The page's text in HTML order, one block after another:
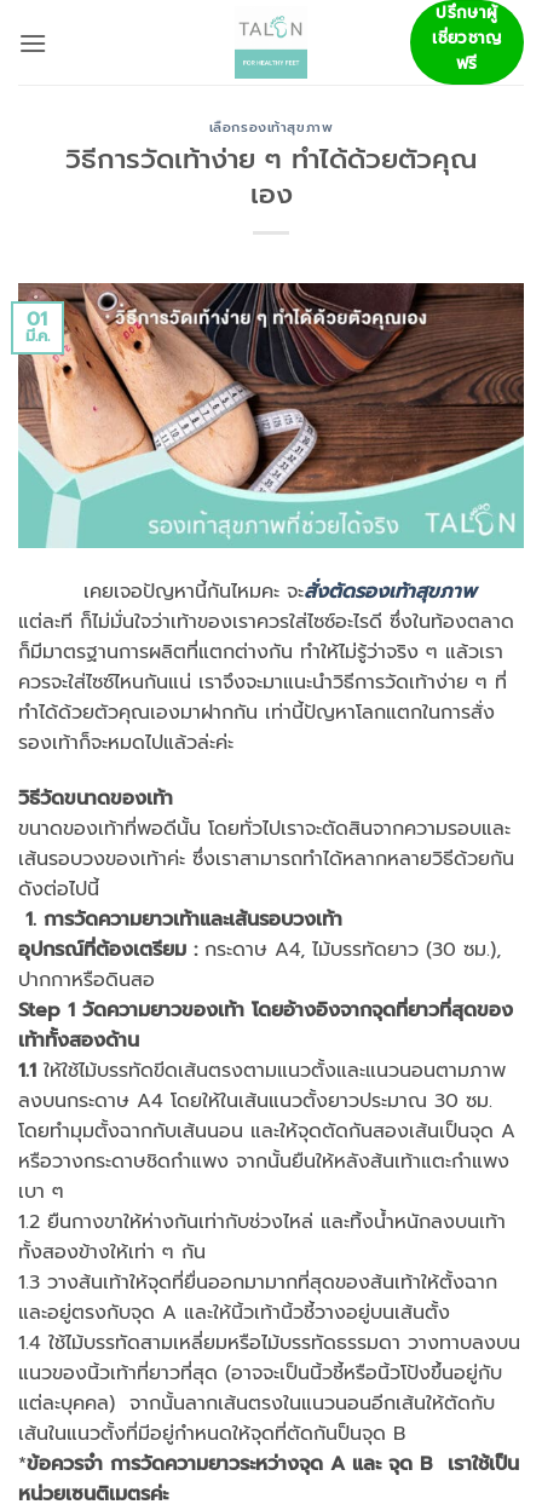
ปรึกษาผู้
เชี่ยวชาญ
ฟรี
เลือกรองเท้าสุขภาพ
วิธีการวัดเท้าง่าย ๆ ทำได้ด้วยตัวคุณ
เอง
01
มี.ค.
เคยเจอปัญหานี้กันไหมคะ จะสั่งตัดรองเท้าสุขภาพ
แต่ละที ก็ไม่มั่นใจว่าเท้าของเราควรใส่ไซซ์อะไรดี ซึ่งในท้องตลาด
ก็มีมาตรฐานการผลิตที่แตกต่างกัน ทำให้ไม่รู้ว่าจริง ๆ แล้วเรา
ควรจะใส่ไซซ์ไหนกันแน่ เราจึงจะมาแนะนำวิธีการวัดเท้าง่าย ๆ ที่
ทำได้ด้วยตัวคุณเองมาฝากกัน เท่านี้ปัญหาโลกแตกในการสั่ง
รองเท้าก็จะหมดไปแล้วล่ะค่ะ
วิธีวัดขนาดของเท้า
ขนาดของเท้าที่พอดีนั้น โดยทั่วไปเราจะตัดสินจากความรอบและ
เส้นรอบวงของเท้าค่ะ ซึ่งเราสามารถทำได้หลากหลายวิธีด้วยกัน
ดังต่อไปนี้
1. การวัดความยาวเท้าและเส้นรอบวงเท้า
อุปกรณ์ที่ต้องเตรียม : กระดาษ A4, ไม้บรรทัดยาว (30 ซม.),
ปากกาหรือดินสอ
Step 1 วัดความยาวของเท้า โดยอ้างอิงจากจุดที่ยาวที่สุดของ
เท้าทั้งสองด้าน
1.1 ให้ใช้ไม้บรรทัดขีดเส้นตรงตามแนวตั้งและแนวนอนตามภาพ
ลงบนกระดาษ A4 โดยให้ในเส้นแนวตั้งยาวประมาณ 30 ซม.
โดยทำมุมตั้งฉากกับเส้นนอน และให้จุดตัดกันสองเส้นเป็นจุด A
หรือวางกระดาษชิดกำแพง จากนั้นยืนให้หลังส้นเท้าแตะกำแพง
เบา ๆ
1.2 ยืนกางขาให้ห่างกันเท่ากับช่วงไหล่ และทิ้งน้ำหนักลงบนเท้า
ทั้งสองข้างให้เท่า ๆ กัน
1.3 วางส้นเท้าให้จุดที่ยื่นออกมามากที่สุดของส้นเท้าให้ตั้งฉาก
และอยู่ตรงกับจุด A และให้นิ้วเท้านิ้วชี้วางอยู่บนเส้นตั้ง
1.4 ใช้ไม้บรรทัดสามเหลี่ยมหรือไม้บรรทัดธรรมดา วางทาบลงบน
แนวของนิ้วเท้าที่ยาวที่สุด (อาจจะเป็นนิ้วชี้หรือนิ้วโป้งขึ้นอยู่กับ
แต่ละบุคคล) จากนั้นลากเส้นตรงในแนวนอนอีกเส้นให้ตัดกับ
เส้นในแนวตั้งที่มีอยู่กำหนดให้จุดที่ตัดกันป็นจุด B
*ข้อควรจำ การวัดความยาวระหว่างจุด A และ จุด B เราใช้เป็น
หน่วยเซนติเมตรค่ะ